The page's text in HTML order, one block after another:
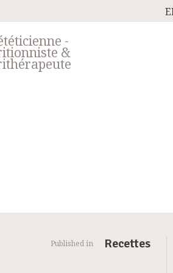
Navigation
Published in Recettes